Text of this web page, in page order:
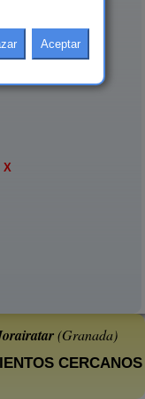
X
(Granada)
CERCANOS